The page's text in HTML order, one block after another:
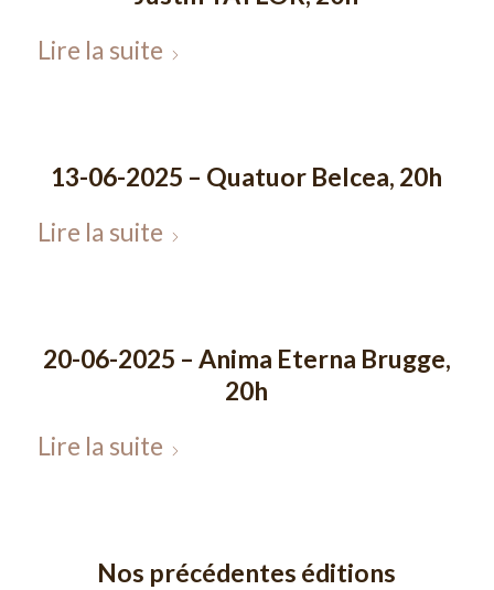
Lire la suite
13-06-2025 – Quatuor Belcea, 20h
Lire la suite
20-06-2025 – Anima Eterna Brugge,
20h
Lire la suite
Nos précédentes éditions